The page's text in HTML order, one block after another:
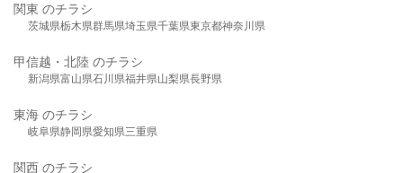
関東 のチラシ
茨城県栃木県群馬県埼玉県千葉県東京都神奈川県
甲信越・北陸 のチラシ
新潟県富山県石川県福井県山梨県長野県
東海 のチラシ
岐阜県静岡県愛知県三重県
関西 のチラシ